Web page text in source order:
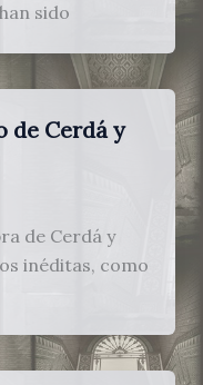
sido
de Cerdá y
de Cerdá y
inéditas, como